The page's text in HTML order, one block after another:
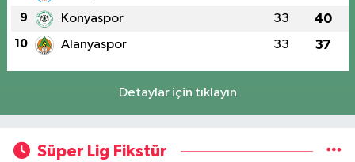
9 Konyaspor 33 40
10 Alanyaspor 33 37
Detaylar için tıklayın
Süper Lig Fikstür